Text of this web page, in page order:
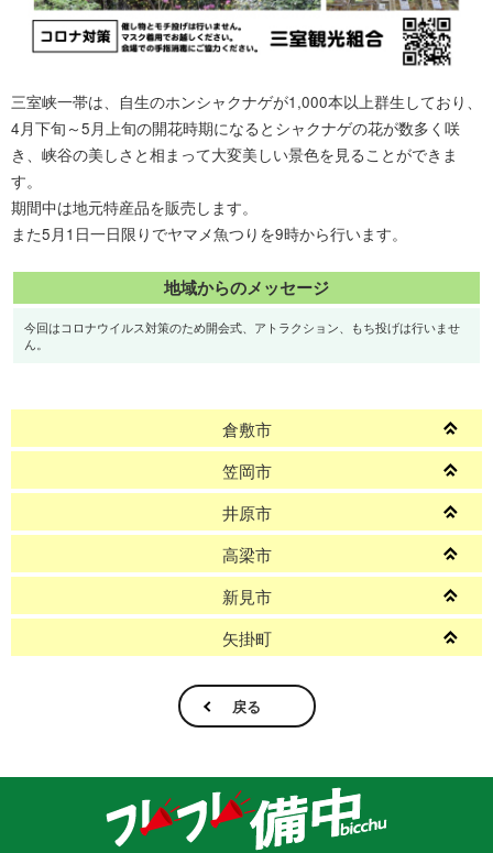
三室峡一帯は、自生のホンシャクナゲが1,000本以上群生しており、
4月下旬～5月上旬の開花時期になるとシャクナゲの花が数多く咲
き、峡谷の美しさと相まって大変美しい景色を見ることができま
す。
期間中は地元特産品を販売します。
また5月1日一日限りでヤマメ魚つりを9時から行います。
地域からのメッセージ
今回はコロナウイルス対策のため開会式、アトラクション、もち投げは行いませ
ん。
倉敷市
笠岡市
井原市
高梁市
新見市
矢掛町
戻る